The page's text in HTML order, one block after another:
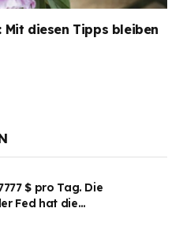
Mit diesen Tipps bleiben
$ pro Tag. Die
Fed hat die
des Marktes erregt.